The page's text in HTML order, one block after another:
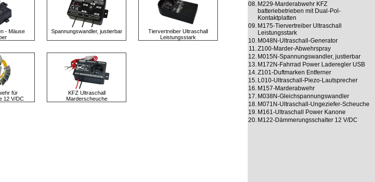
- Mäuse
Spannungswandler, justierbar
Tiervertreiber Ultraschall
Leistungsstark
für
12 V/DC
KFZ Ultraschall
Marderscheuche
08. M229-Marderabwehr KFZ
batteriebetrieben mit Dual-Pol-
Kontaktplatten
09. M175-Tiervertreiber Ultraschall
Leistungsstark
10. M048N-Ultraschall-Generator
11.Z100-Marder-Abwehrspray
12. M015N-Spannungswandler, justierbar
13. M172N-Fahrrad Power Laderegler USB
14.Z101-Duftmarken Entferner
15. L010-Ultraschall-Piezo-Lautsprecher
16. M157-Marderabwehr
17. M038N-Gleichspannungswandler
18. M071N-Ultraschall-Ungeziefer-Scheuche
19. M161-Ultraschall Power Kanone
20. M122-Dämmerungsschalter 12 V/DC